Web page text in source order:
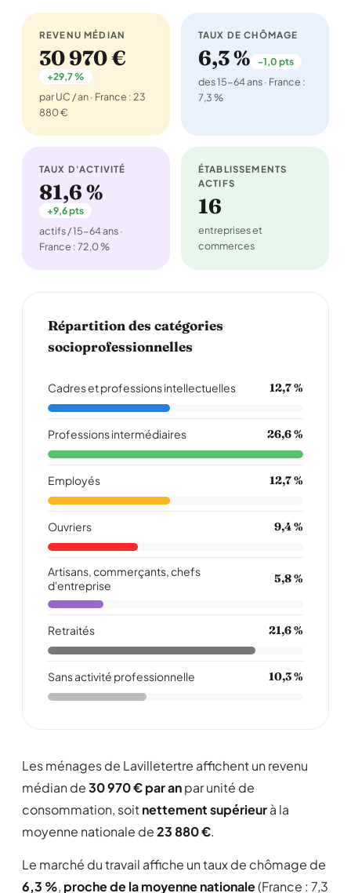
REVENU MÉDIAN
30 970 €
+29,7 %
par UC / an · France : 23
880 €
TAUX DE CHÔMAGE
6,3 % -1,0 pts
des 15-64 ans · France :
7,3 %
TAUX D'ACTIVITÉ
81,6 %
+9,6 pts
actifs / 15-64 ans ·
France : 72,0 %
ÉTABLISSEMENTS
ACTIFS
16
entreprises et
commerces
Répartition des catégories
socioprofessionnelles
Cadres et professions intellectuelles 12,7 %
Professions intermédiaires 26,6 %
Employés 12,7 %
Ouvriers 9,4 %
Artisans, commerçants, chefs
d'entreprise
5,8 %
Retraités 21,6 %
Sans activité professionnelle 10,3 %
Les ménages de Lavilletertre affichent un revenu
médian de30 970 € par anpar unité de
consommation, soitnettement supérieurà la
moyenne nationale de23 880 €.
Le marché du travail affiche un taux de chômage de
6,3 %, proche de la moyenne nationale(France : 7,3